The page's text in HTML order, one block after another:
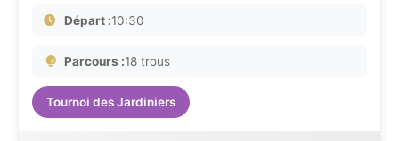
Départ :10:30
Parcours :18 trous
Tournoi des Jardiniers